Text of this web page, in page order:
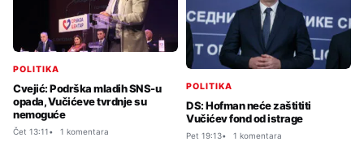
POLITIKA
Cvejić: Podrška mladih SNS-u
opada, Vučićeve tvrdnje su
nemoguće
Čet 13:11 1 komentara
POLITIKA
DS: Hofman neće zaštititi
Vučićev fond od istrage
Pet 19:13 1 komentara